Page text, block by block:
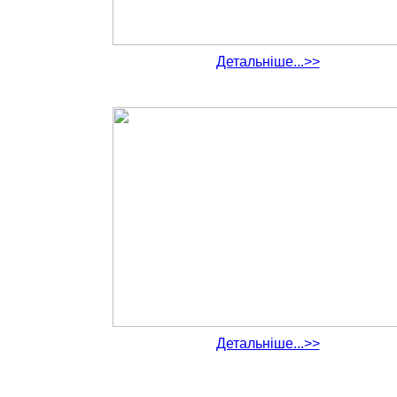
Детальніше...>>
Детальніше...>>